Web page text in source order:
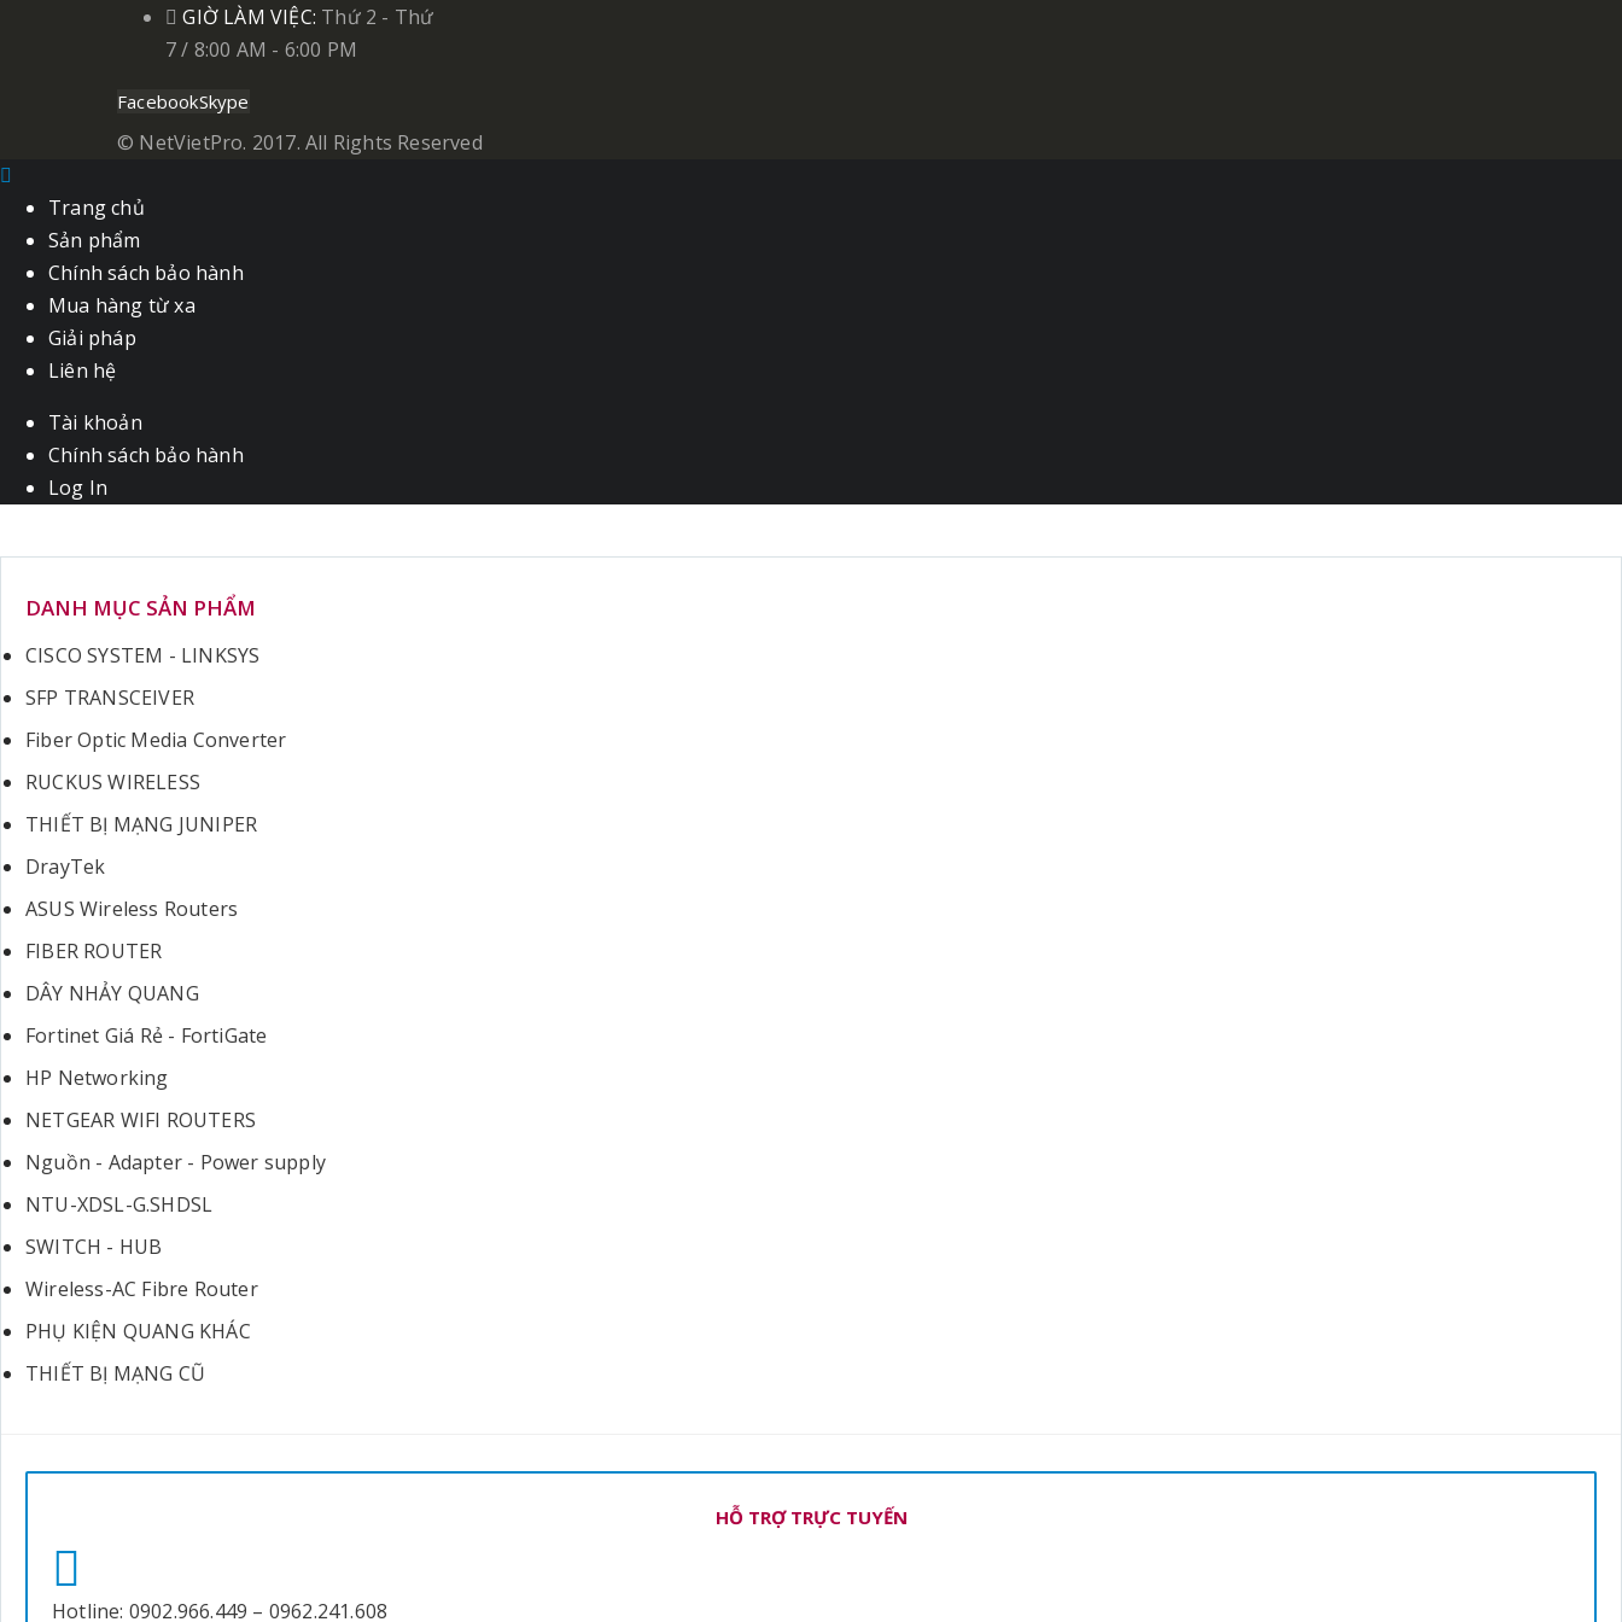
GIỜ LÀM VIỆC: Thứ 2 - Thứ
7 / 8:00 AM - 6:00 PM
FacebookSkype
© NetVietPro. 2017. All Rights Reserved
Trang chủ
Sản phẩm
Chính sách bảo hành
Mua hàng từ xa
Giải pháp
Liên hệ
Tài khoản
Chính sách bảo hành
Log In
DANH MỤC SẢN PHẨM
CISCO SYSTEM - LINKSYS
SFP TRANSCEIVER
Fiber Optic Media Converter
RUCKUS WIRELESS
THIẾT BỊ MẠNG JUNIPER
DrayTek
ASUS Wireless Routers
FIBER ROUTER
DÂY NHẢY QUANG
Fortinet Giá Rẻ - FortiGate
HP Networking
NETGEAR WIFI ROUTERS
Nguồn - Adapter - Power supply
NTU-XDSL-G.SHDSL
SWITCH - HUB
Wireless-AC Fibre Router
PHỤ KIỆN QUANG KHÁC
THIẾT BỊ MẠNG CŨ
HỖ TRỢ TRỰC TUYẾN
Hotline: 0902.966.449 – 0962.241.608